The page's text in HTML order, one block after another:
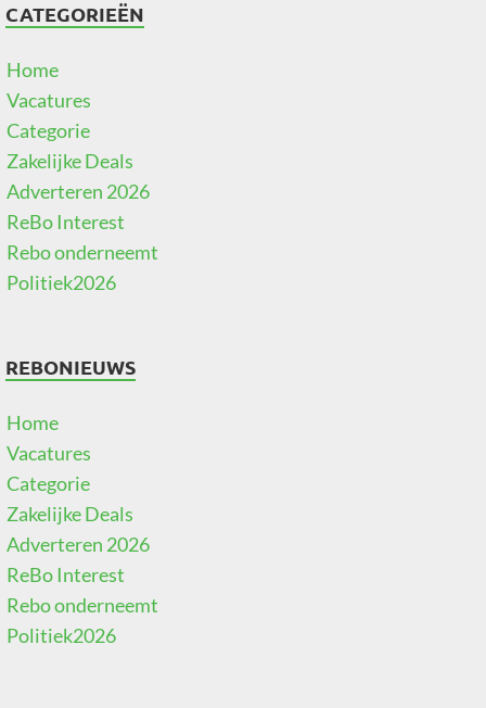
CATEGORIEËN
Home
Vacatures
Categorie
Zakelijke Deals
Adverteren 2026
ReBo Interest
Rebo onderneemt
Politiek2026
REBONIEUWS
Home
Vacatures
Categorie
Zakelijke Deals
Adverteren 2026
ReBo Interest
Rebo onderneemt
Politiek2026